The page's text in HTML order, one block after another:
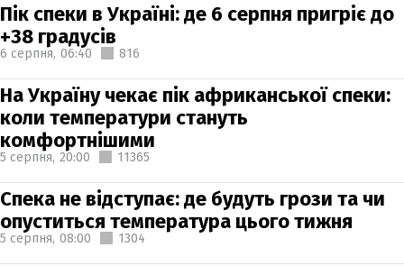
Пік спеки в Україні: де 6 серпня пригріє до
+38 градусів
6 серпня, 06:40 816
На Україну чекає пік африканської спеки:
коли температури стануть
комфортнішими
5 серпня, 20:00 11365
Спека не відступає: де будуть грози та чи
опуститься температура цього тижня
5 серпня, 08:00 1304